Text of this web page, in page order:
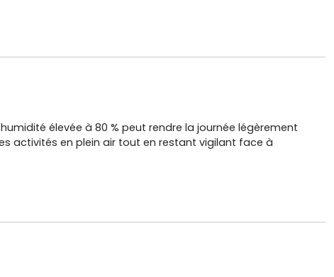
élevée à 80 % peut rendre la journée légèrement
activités en plein air tout en restant vigilant face à